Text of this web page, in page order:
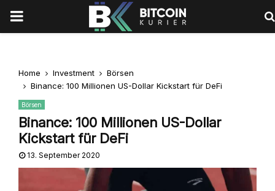
PRIMARY
Home Investment
Börsen
Binance: 100 Millionen US-Dollar Kickstart für DeFi
Börsen
Binance: 100 Millionen US-Dollar
Kickstart für DeFi
13. September 2020